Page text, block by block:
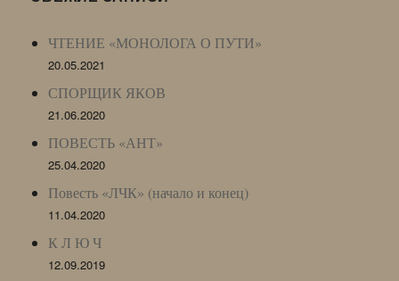
ЧТЕНИЕ «МОНОЛОГА О ПУТИ»
20.05.2021
СПОРЩИК ЯКОВ
21.06.2020
ПОВЕСТЬ «АНТ»
25.04.2020
Повесть «ЛЧК» (начало и конец)
11.04.2020
К Л Ю Ч
12.09.2019